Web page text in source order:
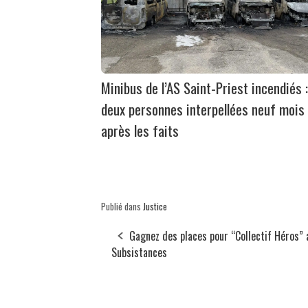
Minibus de l’AS Saint-Priest incendiés :
deux personnes interpellées neuf mois
après les faits
Publié dans Justice
Gagnez des places pour “Collectif Héros”
Subsistances